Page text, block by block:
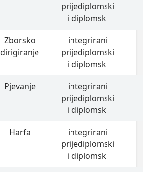
prijediplomski
i diplomski
Zborsko
dirigiranje
integrirani
prijediplomski
i diplomski
Pjevanje
integrirani
prijediplomski
i diplomski
Harfa
integrirani
prijediplomski
i diplomski